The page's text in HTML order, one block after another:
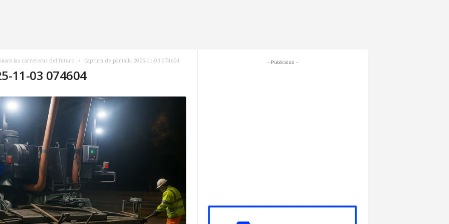
las carreteras del futuro Captura de pantalla 2025-11-03 074604
11-03 074604
- Publicidad -